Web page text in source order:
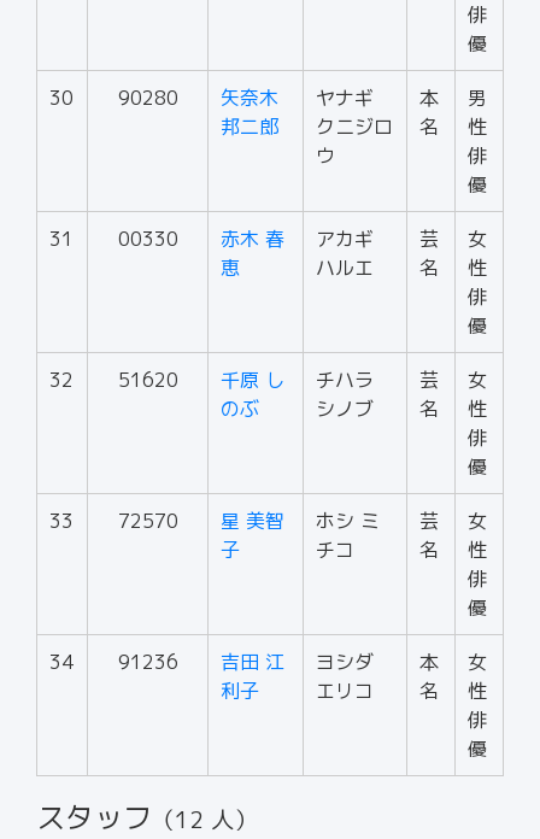
俳
優
30 90280
矢奈木
邦二郎
ヤナギ
クニジロ
ウ
本
名
男
性
俳
優
31 00330
赤木 春
恵
アカギ
ハルエ
芸
名
女
性
俳
優
32 51620
千原 し
のぶ
チハラ
シノブ
芸
名
女
性
俳
優
33 72570
星 美智
子
ホシ ミ
チコ
芸
名
女
性
俳
優
34 91236
吉田 江
利子
ヨシダ
エリコ
本
名
女
性
俳
優
スタッフ （12 人）